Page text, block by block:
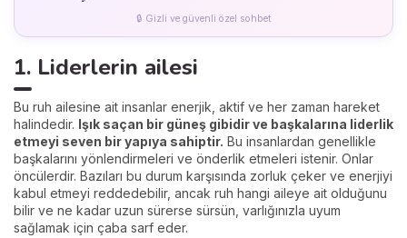
🔒 Gizli ve güvenli özel sohbet
1. Liderlerin ailesi
Bu ruh ailesine ait insanlar enerjik, aktif ve her zaman hareket
halindedir. Işık saçan bir güneş gibidir ve başkalarına liderlik
etmeyi seven bir yapıya sahiptir. Bu insanlardan genellikle
başkalarını yönlendirmeleri ve önderlik etmeleri istenir. Onlar
öncülerdir. Bazıları bu durum karşısında zorluk çeker ve enerjiyi
kabul etmeyi reddedebilir, ancak ruh hangi aileye ait olduğunu
bilir ve ne kadar uzun sürerse sürsün, varlığınızla uyum
sağlamak için çaba sarf eder.